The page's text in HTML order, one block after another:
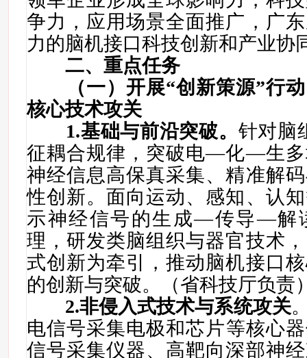
争力，应用场景全面推广，广
力的脑机接口科技创新和产业协
二、重点任务
（一）开展“创新策源”行
核心技术攻关
1.基础与前沿突破。 针对脑
征耦合规律，突破电—化—生多
神经信息高保真采集、精准解
性创新。面向运动、感知、认
示神经信号的生成—传导—解
理，研发类脑组织与器官技术
式创新为牵引，推动脑机接口
的创新与突破。
（省科技厅负责
2.非侵入式技术与系统攻关
电信号采集电极和芯片等核心
信号采集仪器、高靶向深部神